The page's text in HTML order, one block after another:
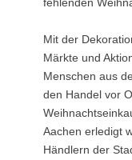
Mit der
Märkte und
Menschen aus
den Handel vor
Aachen erledigt
Händlern der